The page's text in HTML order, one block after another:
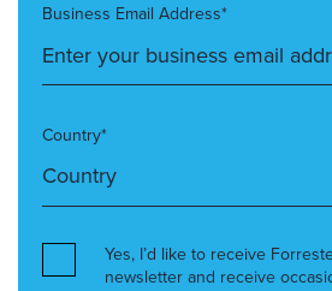
Business Email Address*
Country*
Yes, I’d like to receive
newsletter and receive